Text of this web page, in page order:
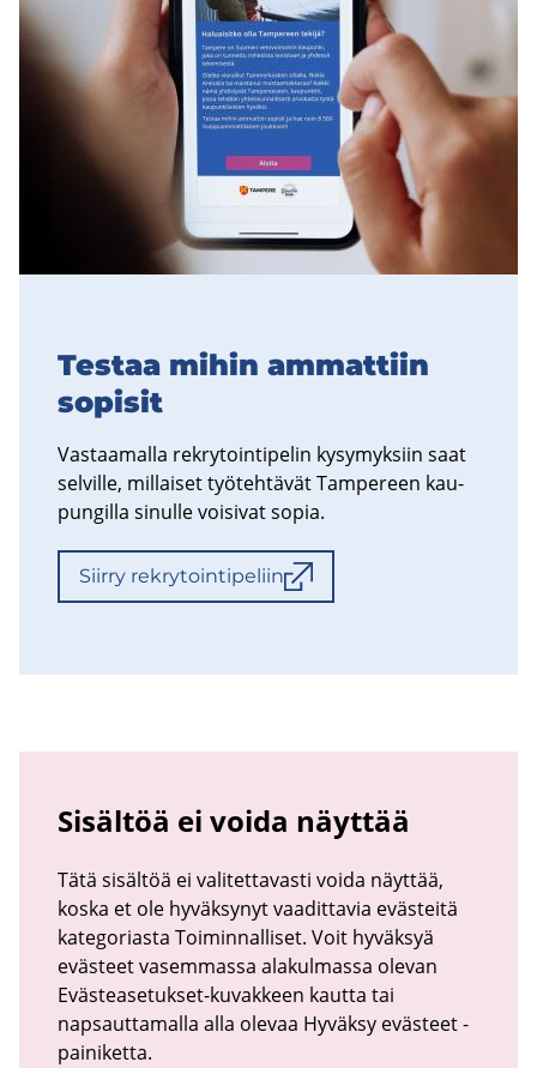
Tes­taa mihin am­mat­tiin
so­pi­sit
Vas­taa­mal­la rek­ry­toin­ti­pe­lin ky­sy­myk­siin saat
sel­vil­le, mil­lai­set työ­teh­tä­vät Tam­pe­reen kau­
pun­gil­la si­nul­le voi­si­vat sopia.
Siir­ry rek­ry­toin­ti­pe­liin
Sisältöä ei voida näyttää
Tätä sisältöä ei valitettavasti voida näyttää,
koska et ole hyväksynyt vaadittavia evästeitä
kategoriasta Toiminnalliset. Voit hyväksyä
evästeet vasemmassa alakulmassa olevan
Evästeasetukset-kuvakkeen kautta tai
napsauttamalla alla olevaa Hyväksy evästeet -
painiketta.